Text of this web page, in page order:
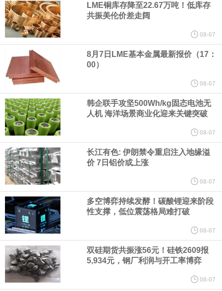
心技术等多项已商业化应用的核心技术并已应用于公司的高性能通
美国总统特朗普6日否认他对国防部长赫格塞思不满，称对赫格塞思
他与赫格塞思就弹药短缺问题发生冲突的报道是“完全没有根据的谣
纽约期银突破64美元/盎司，日内涨3.91%。
据报道，威刚近日在法说会上表示，在需求增加、价格走高及货源
稳定的三大有利因素带动下，预期第3季度营运将优于第2季度，并
进一步扩大全年营运成果。
美国国会预算办公室（CBO）于当地时间5日发布报告称，美国海军
计划建造的15艘核动力“特朗普级”（Trump-class）战列舰，从研发
LME铜库存降至22.67万吨！低库存
共振美伦价差走阔
08-07
8月7日LME基本金属最新报价（17：
00）
08-07
韩企联手攻坚500Wh/kg固态电池无
人机 海洋场景商业化迎来关键突破
08-07
长江有色: 伊朗禁令重启注入地缘溢
价 7日铝价或上涨
08-07
多空博弈持续发酵！碳酸锂迎来阶段
性支撑，低位震荡格局难打破
08-07
双硅期货共振涨56元！硅铁2609报
5,934元，钢厂利润与开工率博弈
08-07